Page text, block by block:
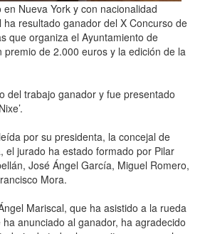
Nueva York y con nacionalidad
ha resultado ganador del X Concurso de
que organiza el Ayuntamiento de
de 2.000 euros y la edición de la
del trabajo ganador y fue presentado
por su presidenta, la concejal de
el jurado ha estado formado por Pilar
José Ángel García, Miguel Romero,
Mora.
Mariscal, que ha asistido a la rueda
anunciado al ganador, ha agradecido